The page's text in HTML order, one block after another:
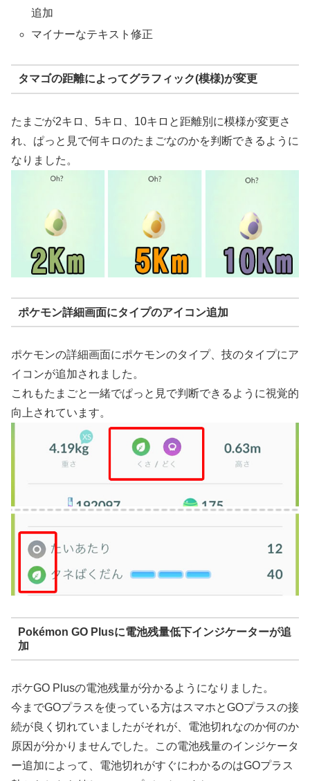
追加
マイナーなテキスト修正
タマゴの距離によってグラフィック(模様)が変更
たまごが2キロ、5キロ、10キロと距離別に模様が変更さ
れ、ぱっと見で何キロのたまごなのかを判断できるように
なりました。
ポケモン詳細画面にタイプのアイコン追加
ポケモンの詳細画面にポケモンのタイプ、技のタイプにア
イコンが追加されました。
これもたまごと一緒でぱっと見で判断できるように視覚的
向上されています。
Pokémon GO Plusに電池残量低下インジケーターが追
加
ポケGO Plusの電池残量が分かるようになりました。
今までGOプラスを使っている方はスマホとGOプラスの接
続が良く切れていましたがそれが、電池切れなのか何のか
原因が分かりませんでした。この電池残量のインジケータ
ー追加によって、電池切れがすぐにわかるのはGOプラス